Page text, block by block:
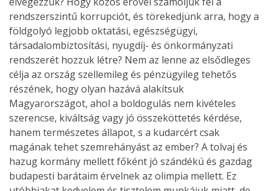
rendszerszintű korrupciót, és törekedjünk arra, hogy a
földgolyó legjobb oktatási, egészségügyi,
társadalombiztosítási, nyugdíj- és önkormányzati
rendszerét hozzuk létre? Nem az lenne az elsődleges
célja az ország szellemileg és pénzügyileg tehetős
részének, hogy olyan hazává alakítsuk
Magyarországot, ahol a boldogulás nem kivételes
szerencse, kiváltság vagy jó összeköttetés kérdése,
hanem természetes állapot, s a kudarcért csak
magának tehet szemrehányást az ember? A tolvaj és
hazug kormány mellett főként jó szándékú és gazdag
budapesti barátaim érvelnek az olimpia mellett. Ez